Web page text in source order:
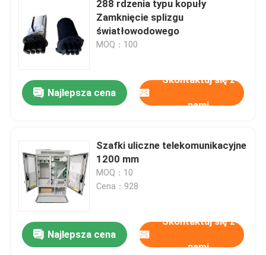
288 rdzenia typu kopuły
Zamknięcie splizgu
światłowodowego
MOQ：100
Najlepsza cena
Skontaktuj się z
nami
Szafki uliczne telekomunikacyjne
1200 mm
MOQ：10
Cena：928
Najlepsza cena
Skontaktuj się z
nami